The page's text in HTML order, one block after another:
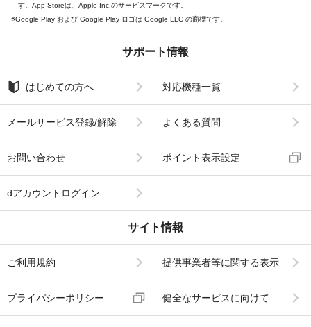
す。App Storeは、Apple Inc.のサービスマークです。
Google Play および Google Play ロゴは Google LLC の商標です。
サポート情報
はじめての方へ 対応機種一覧
メールサービス登録/解除 よくある質問
お問い合わせ ポイント表示設定
dアカウントログイン
サイト情報
ご利用規約 提供事業者等に関する表示
プライバシーポリシー 健全なサービスに向けて